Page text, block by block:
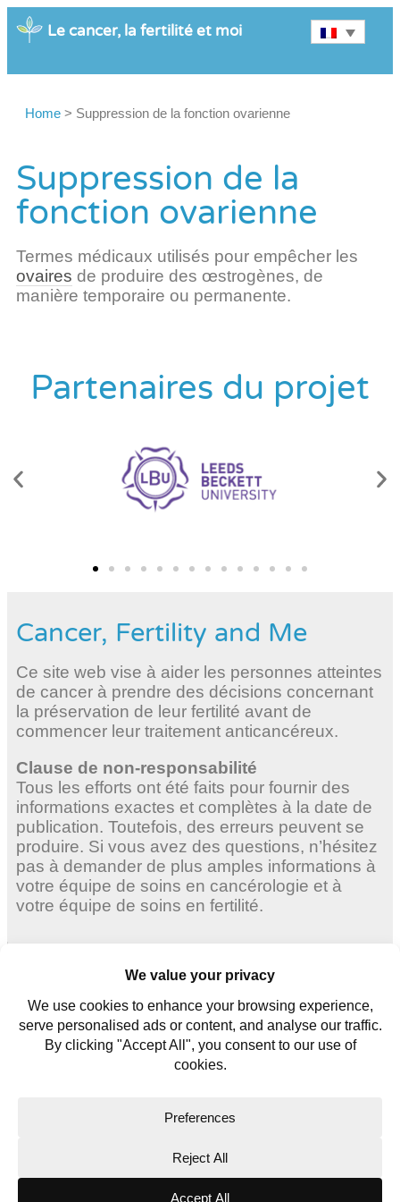
Le cancer, la fertilité et moi
Home > Suppression de la fonction ovarienne
Suppression de la
fonction ovarienne
Termes médicaux utilisés pour empêcher les
ovaires de produire des œstrogènes, de
manière temporaire ou permanente.
Partenaires du projet
Cancer, Fertility and Me
Ce site web vise à aider les personnes atteintes
de cancer à prendre des décisions concernant
la préservation de leur fertilité avant de
commencer leur traitement anticancéreux.
Clause de non-responsabilité
Tous les efforts ont été faits pour fournir des
informations exactes et complètes à la date de
publication. Toutefois, des erreurs peuvent se
produire. Si vous avez des questions, n’hésitez
pas à demander de plus amples informations à
votre équipe de soins en cancérologie et à
votre équipe de soins en fertilité.
Jeunes hommes
Contactez nous
Copyright © 2026. All rights reserved.